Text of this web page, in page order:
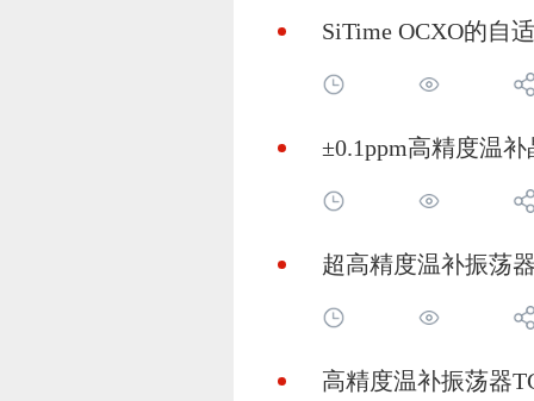
SiTime OCXO的自
±0.1ppm高精度温
超高精度温补振荡
高精度温补振荡器